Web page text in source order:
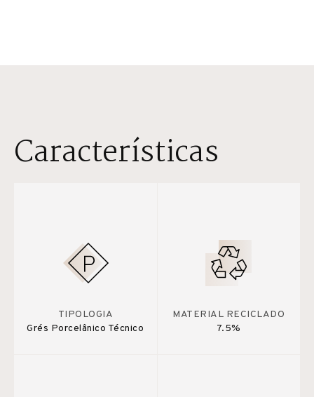
Características
TIPOLOGIA
Grés Porcelânico Técnico
MATERIAL RECICLADO
7.5%